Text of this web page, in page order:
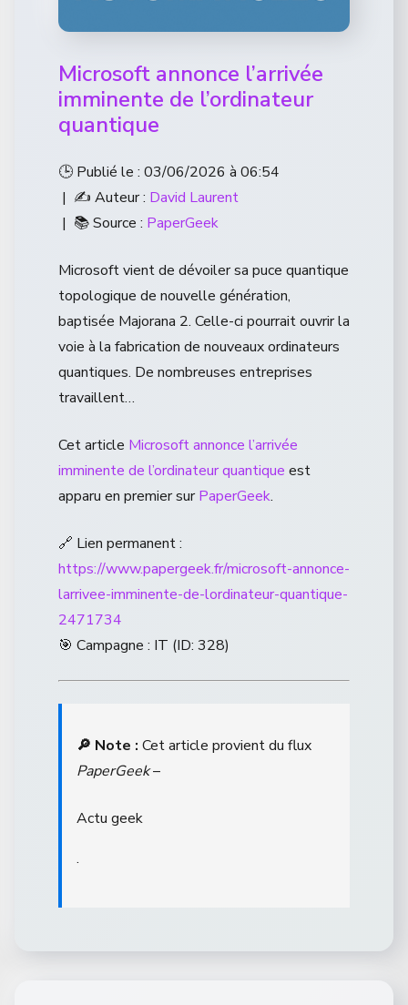
Microsoft annonce l’arrivée
imminente de l’ordinateur
quantique
🕒 Publié le : 03/06/2026 à 06:54
| ✍️ Auteur : David Laurent
| 📚 Source : PaperGeek
Microsoft vient de dévoiler sa puce quantique
topologique de nouvelle génération,
baptisée Majorana 2. Celle-ci pourrait ouvrir la
voie à la fabrication de nouveaux ordinateurs
quantiques. De nombreuses entreprises
travaillent…
Cet article Microsoft annonce l’arrivée
imminente de l’ordinateur quantique est
apparu en premier surPaperGeek.
🔗 Lien permanent :
https://www.papergeek.fr/microsoft-annonce-
larrivee-imminente-de-lordinateur-quantique-
2471734
🎯 Campagne : IT (ID: 328)
🔎 Note : Cet article provient du flux
PaperGeek–
Actu geek
.